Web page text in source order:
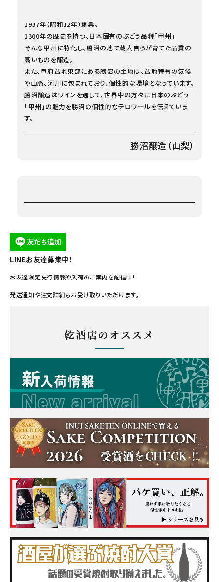
1937年（昭和12年）創業。
1300年の歴史を持つ、日本固有のぶどう品種「甲州」
そんな甲州に特化し、勝沼の地で蔵人自らが育てた品質の
高いものを醸造。
また、甲府盆地東部にある勝沼の土地は、盆地特有の気候
や山脈、河川に包まれており、個性的な環境となっています。
勝沼醸造はワインを通して、世界中の方々に日本のぶどう
「甲州」の魅力を勝沼の個性的なテロワールを伝えていま
す。
勝沼醸造（山梨）
LINEお友達募集中！
お友達限定先行情報や入荷のご案内を配信中！
発送通知や注文詳細もお受け取りいただけます。
乾酒店のオススメ